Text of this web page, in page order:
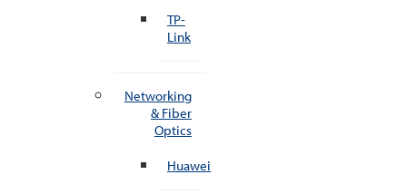
TP-
Link
Networking
& Fiber
Optics
Huawei